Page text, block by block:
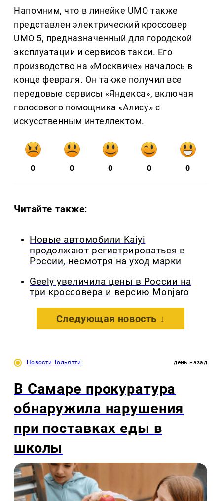
Напомним, что в линейке UMO также
представлен электрический кроссовер
UMO 5, предназначенный для городской
эксплуатации и сервисов такси. Его
производство на «Москвиче» началось в
конце февраля. Он также получил все
передовые сервисы «Яндекса», включая
голосового помощника «Алису» с
искусственным интеллектом.
0 0 0 0 0
Читайте также:
Новые автомобили Kaiyi
продолжают регистрироваться в
России, несмотря на уход марки
Geely увеличила цены в России на
три кроссовера и версию Monjaro
Следующая новость ↓
Новости Тольятти день назад
В Самаре прокуратура
обнаружила нарушения
при поставках еды в
школы